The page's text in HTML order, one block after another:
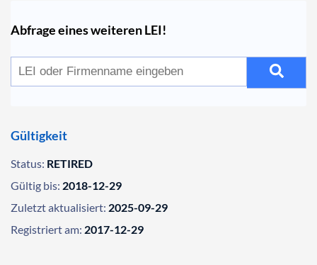
Abfrage eines weiteren LEI!
Gültigkeit
Status: RETIRED
Gültig bis: 2018-12-29
Zuletzt aktualisiert: 2025-09-29
Registriert am: 2017-12-29